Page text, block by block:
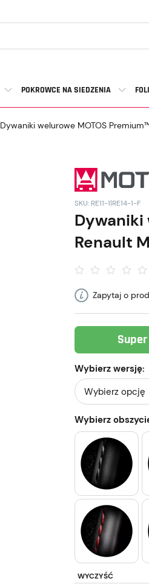
POKROWCE NA SIEDZENIA
Dywaniki welurowe MOTOS
SKU: RE11-1|RE14-1-F
Dywaniki
Renault
Zapytaj o
Wybierz wersję:
Wybierz
WYCZYŚĆ